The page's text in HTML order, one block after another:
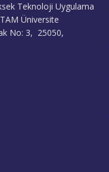
Teknoloji Uygulama
Üniversite
No: 3, 25050,